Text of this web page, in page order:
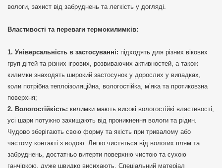
вологи, захист від забруднень та легкість у догляді.
Властивості та переваги термокилимків:
Універсальність в застосуванні: підходять для різних вікових
груп дітей та різних ігрових, розвиваючих активностей, а також
килимки знаходять широкий застосунок у дорослих у випадках,
коли потрібна теплоізоляційна, вологостійка, м’яка та протиковзна
поверхня;
Вологостійкість: килимки мають високі вологостійкі властивості,
усі шари потужно захищають від проникнення вологи та рідин.
Чудово зберігають свою форму та якість при тривалому або
частому контакті з водою. Легко чистяться від вологих плям та
забруднень, достатньо витерти поверхню чистою та сухою
ганчіркою, дуже швидко висихають. Спеціальний матеріал